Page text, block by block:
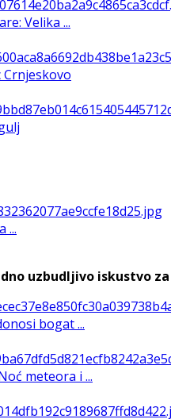
Velika ...
Crnjeskovo
...
uzbudljivo iskustvo
bogat ...
meteora i ...